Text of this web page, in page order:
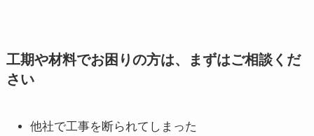
工期や材料でお困りの方は、まずはご相談くだ
さい
他社で工事を断られてしまった